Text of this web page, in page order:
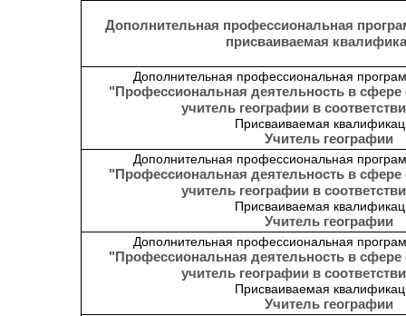
Дополнительная профессиональная
присваиваемая
Дополнительная профессиональная
"Профессиональная деятельность в сфере
учитель географии в
Присваиваемая
Учитель географии
Дополнительная профессиональная
"Профессиональная деятельность в сфере
учитель географии в
Присваиваемая
Учитель географии
Дополнительная профессиональная
"Профессиональная деятельность в сфере
учитель географии в
Присваиваемая
Учитель географии